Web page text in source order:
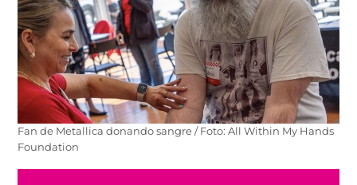
Fan de Metallica donando sangre / Foto: All Within My Hands
Foundation